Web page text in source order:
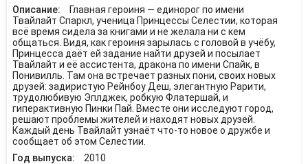
Описание:
Главная героиня — единорог по имени
Твайлайт Спаркл, ученица Принцессы Селестии, которая
всё время сидела за книгами и не желала ни с кем
общаться. Видя, как героиня зарылась с головой в учёбу,
Принцесса даёт ей задание найти друзей и посылает
Твайлайт и её ассистента, дракона по имени Спайк, в
Понивилль. Там она встречает разных пони, своих новых
друзей: задиристую Рейнбоу Деш, элегантную Рарити,
трудолюбивую Эплджек, робкую Флатершай, и
гиперактивную Пинки Пай. Вместе они исследуют город,
решают проблемы жителей и находят новых друзей.
Каждый день Твайлайт узнаёт что-то новое о дружбе и
сообщает об этом Селестии.
Год выпуска:
2010